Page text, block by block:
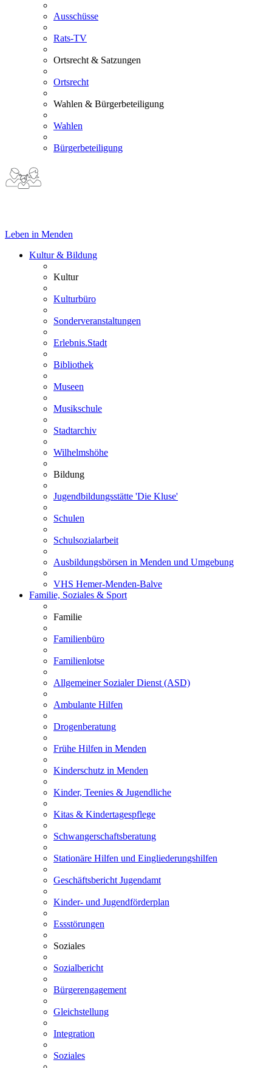
Ausschüsse
Rats-TV
Ortsrecht & Satzungen
Ortsrecht
Wahlen & Bürgerbeteiligung
Wahlen
Bürgerbeteiligung
Leben in Menden
Kultur & Bildung
Kultur
Kulturbüro
Sonderveranstaltungen
Erlebnis.Stadt
Bibliothek
Museen
Musikschule
Stadtarchiv
Wilhelmshöhe
Bildung
Jugendbildungsstätte 'Die Kluse'
Schulen
Schulsozialarbeit
Ausbildungsbörsen in Menden und Umgebung
VHS Hemer-Menden-Balve
Familie, Soziales & Sport
Familie
Familienbüro
Familienlotse
Allgemeiner Sozialer Dienst (ASD)
Ambulante Hilfen
Drogenberatung
Frühe Hilfen in Menden
Kinderschutz in Menden
Kinder, Teenies & Jugendliche
Kitas & Kindertagespflege
Schwangerschaftsberatung
Stationäre Hilfen und Eingliederungshilfen
Geschäftsbericht Jugendamt
Kinder- und Jugendförderplan
Essstörungen
Soziales
Sozialbericht
Bürgerengagement
Gleichstellung
Integration
Soziales